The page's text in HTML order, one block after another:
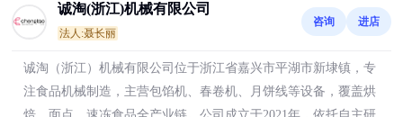
诚淘(浙江)机械有限公司
法人:聂长丽
咨询 进店
诚淘（浙江）机械有限公司位于浙江省嘉兴市平湖市新埭镇，专
注食品机械制造，主营包馅机、春卷机、月饼线等设备，覆盖烘